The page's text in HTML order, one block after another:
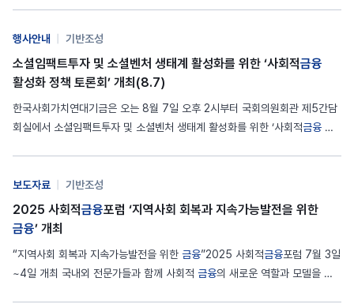
합니다. ‘사회적금융
재, 사회적금융이 더욱 활성화되고 범주를 넓히기 위해…
행사안내 기반조성
소셜임팩트투자 및 소셜벤처 생태계 활성화를 위한 ‘사회적금융
활성화 정책 토론회’ 개최(8.7)
한국사회가치연대기금은 오는 8월 7일 오후 2시부터 국회의원회관 제5간담
회실에서 소셜임팩트투자 및 소셜벤처 생태계 활성화를 위한 ‘사회적금융 활
방안(장지연 한국사회가치연대기금 사무총장)’이 발제합니다. 이어서 도현명
임팩트스퀘어 대표, 윤석원…
보도자료 기반조성
2025 사회적금융포럼 ‘지역사회 회복과 지속가능발전을 위한
금융’ 개최
“지역사회 회복과 지속가능발전을 위한 금융”2025 사회적금융포럼 7월 3일
~4일 개최 국내외 전문가들과 함께 사회적 금융의 새로운 역할과 모델을 고